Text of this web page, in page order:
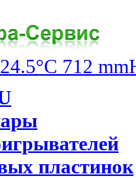
712
пластинок